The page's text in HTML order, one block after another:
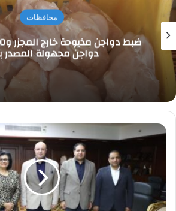
محافظات
ضبط دواجن
دواجن مجهولة المصدر ببيلا
محافظ
يناقش
مخرجات
مشروع
مهنتك